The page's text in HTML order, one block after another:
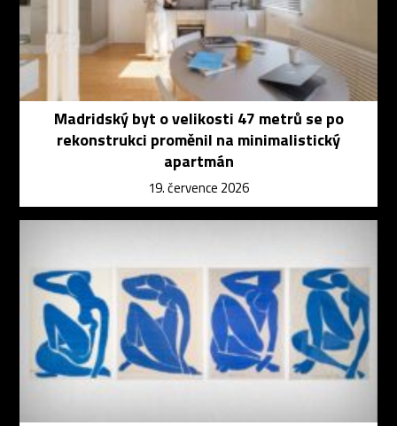
Madridský byt o velikosti 47 metrů se po
rekonstrukci proměnil na minimalistický
apartmán
19. července 2026